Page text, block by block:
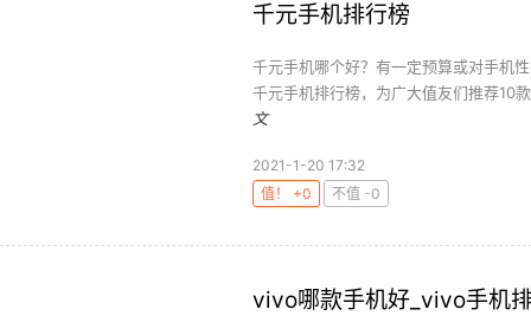
千元手机排行榜
千元手机哪个好？有一定预算或对手机
千元手机排行榜，为广大值友们推荐10
文
2021-1-20 17:32
值！ +0
不值 -0
vivo哪款手机好_vivo手机